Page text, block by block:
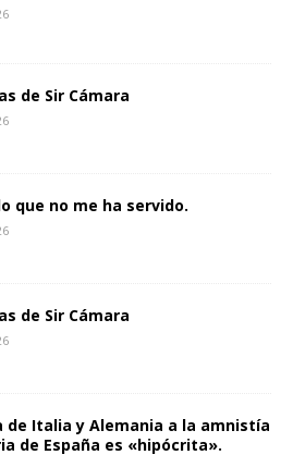
de Sir Cámara
que no me ha servido.
de Sir Cámara
de Italia y Alemania a la amnistía
de España es «hipócrita».